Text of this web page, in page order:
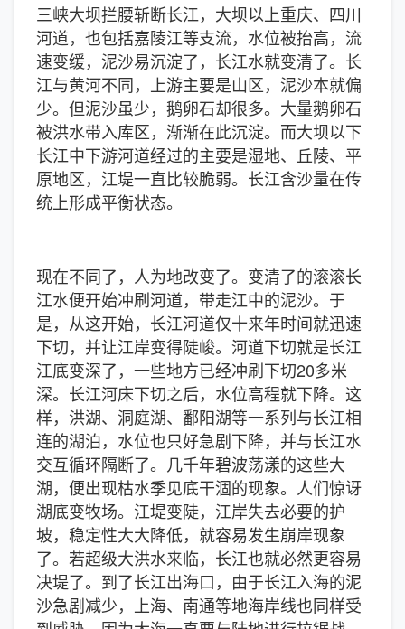
三峡大坝拦腰斩断长江，大坝以上重庆、四川
河道，也包括嘉陵江等支流，水位被抬高，流
速变缓，泥沙易沉淀了，长江水就变清了。长
江与黄河不同，上游主要是山区，泥沙本就偏
少。但泥沙虽少，鹅卵石却很多。大量鹅卵石
被洪水带入库区，渐渐在此沉淀。而大坝以下
长江中下游河道经过的主要是湿地、丘陵、平
原地区，江堤一直比较脆弱。长江含沙量在传
统上形成平衡状态。
现在不同了，人为地改变了。变清了的滚滚长
江水便开始冲刷河道，带走江中的泥沙。于
是，从这开始，长江河道仅十来年时间就迅速
下切，并让江岸变得陡峻。河道下切就是长江
江底变深了，一些地方已经冲刷下切20多米
深。长江河床下切之后，水位高程就下降。这
样，洪湖、洞庭湖、鄱阳湖等一系列与长江相
连的湖泊，水位也只好急剧下降，并与长江水
交互循环隔断了。几千年碧波荡漾的这些大
湖，便出现枯水季见底干涸的现象。人们惊讶
湖底变牧场。江堤变陡，江岸失去必要的护
坡，稳定性大大降低，就容易发生崩岸现象
了。若超级大洪水来临，长江也就必然更容易
决堤了。到了长江出海口，由于长江入海的泥
沙急剧减少，上海、南通等地海岸线也同样受